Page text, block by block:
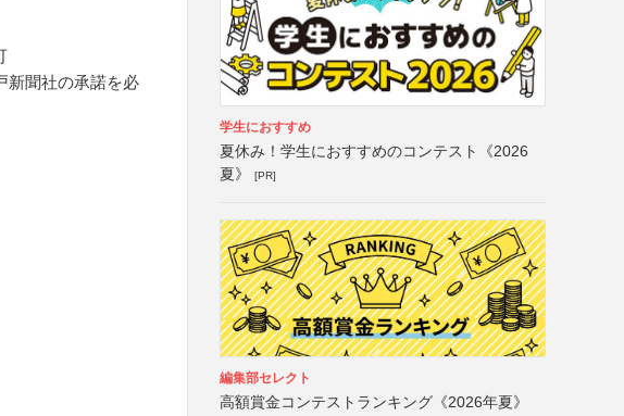
新聞社の承諾を必
学生におすすめ
夏休み！学生におすすめのコンテスト《2026
夏》
[PR]
編集部セレクト
高額賞金コンテストランキング《2026年夏》